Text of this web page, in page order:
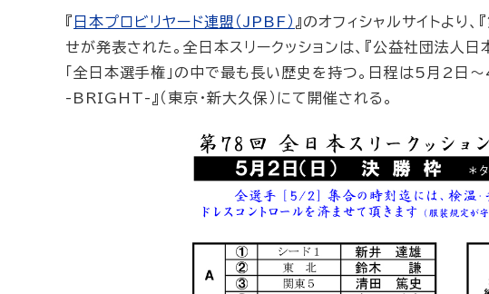
『 日本プロビリヤード連盟（JPBF） 』のオフィシャルサイトより
せが発表された。全日本スリークッションは、『公益社団法人日
「全日本選手権」の中で最も長い歴史を持つ。日程は5月2
-BRIGHT-』（東京・新大久保）にて開催される。